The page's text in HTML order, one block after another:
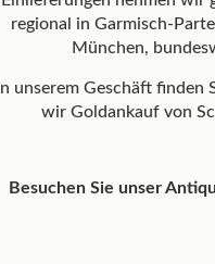
regional in Garmisch-
München,
In unserem Geschäft
wir Goldankauf von
Besuchen Sie unser